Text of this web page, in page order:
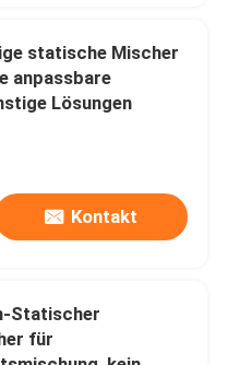
statische Mischer
anpassbare
Lösungen
Kontakt
Statischer
für